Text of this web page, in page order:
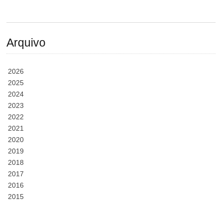
Arquivo
2026
2025
2024
2023
2022
2021
2020
2019
2018
2017
2016
2015